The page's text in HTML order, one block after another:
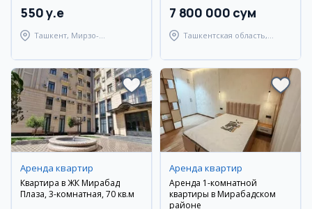
550 y.e
Ташкент, Мирзо-
7 800 000 сум
Ташкентская область,
Аренда квартир
Квартира в ЖК Мирабад
Плаза, 3-комнатная, 70 кв.м
Аренда квартир
Аренда 1-комнатной
квартиры в Мирабадском
районе